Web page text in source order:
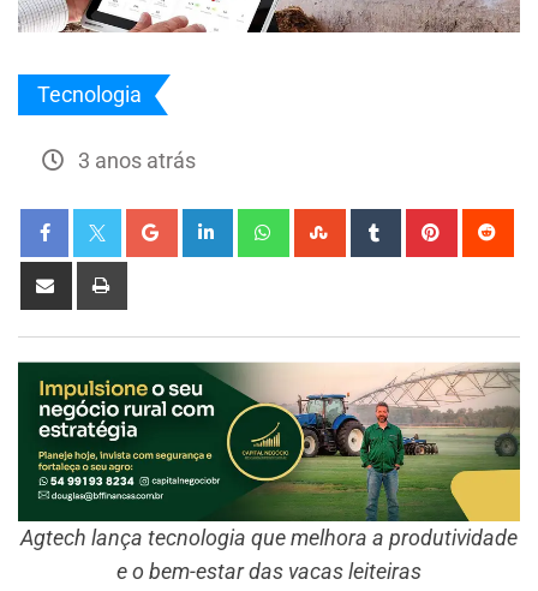
Tecnologia
3 anos atrás
Agtech lança tecnologia que melhora a produtividade
e o bem-estar das vacas leiteiras